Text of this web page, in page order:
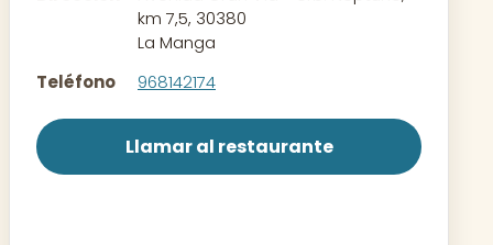
Contacto
km 7,5, 30380
La Manga
Teléfono
968142174
Llamar al restaurante